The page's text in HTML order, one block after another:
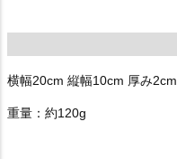
横幅20cm 縦幅10cm 厚み2cm
重量：約120g